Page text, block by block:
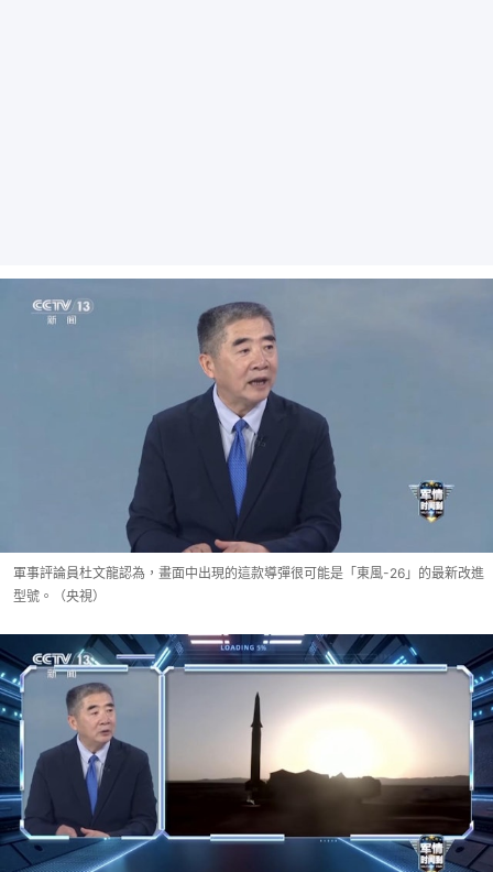
軍事評論員杜文龍認為，畫面中出現的這款導彈很可能是「東風-26」的最新改進
型號。（央視）